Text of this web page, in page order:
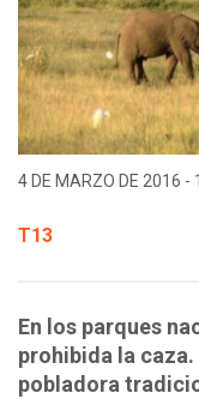
4 DE MARZO DE 2016 -
T13
En los parques
prohibida la
pobladora